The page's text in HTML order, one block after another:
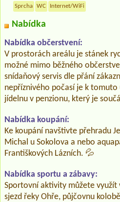
Sprcha WC Internet/WiFi
Nabídka
Nabídka občerstvení:
V prostorách areálu je stánek
možné mimo běžného
snídaňový servis dle přání
nepříznivého počasí je k
jídelnu v penzionu, který je
Nabídka koupání:
Ke koupání navštivte přehradu
Michal u Sokolova a nebo
Františkových Lázních. 💦
Nabídka sportu a zábavy:
Sportovní aktivity můžete využít
sjezd řeky Ohře, půjčovnu